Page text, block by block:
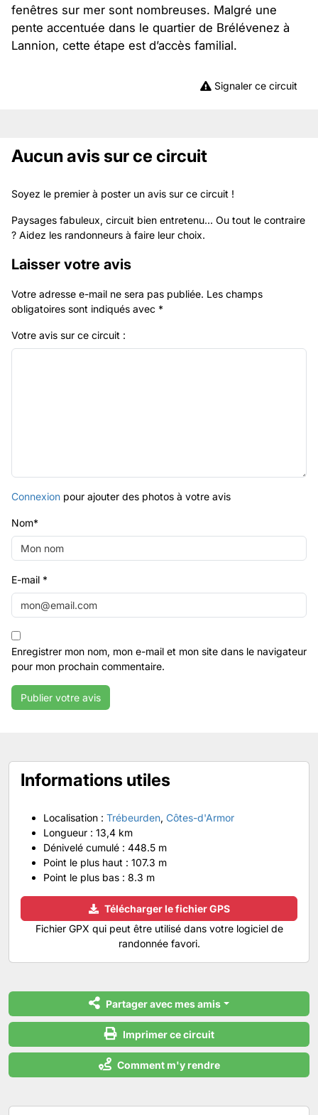
fenêtres sur mer sont nombreuses. Malgré une
pente accentuée dans le quartier de Brélévenez à
Lannion, cette étape est d’accès familial.
Signaler ce circuit
Aucun avis sur ce circuit
Soyez le premier à poster un avis sur ce circuit !
Paysages fabuleux, circuit bien entretenu... Ou tout le contraire
? Aidez les randonneurs à faire leur choix.
Laisser votre avis
Votre adresse e-mail ne sera pas publiée. Les champs
obligatoires sont indiqués avec *
Votre avis sur ce circuit :
Connexion pour ajouter des photos à votre avis
Nom*
E-mail *
Enregistrer mon nom, mon e-mail et mon site dans le navigateur
pour mon prochain commentaire.
Informations utiles
Localisation : Trébeurden, Côtes-d'Armor
Longueur : 13,4 km
Dénivelé cumulé : 448.5 m
Point le plus haut : 107.3 m
Point le plus bas : 8.3 m
Télécharger le fichier GPS
Fichier GPX qui peut être utilisé dans votre logiciel de
randonnée favori.
Partager avec mes amis
Imprimer ce circuit
Comment m'y rendre